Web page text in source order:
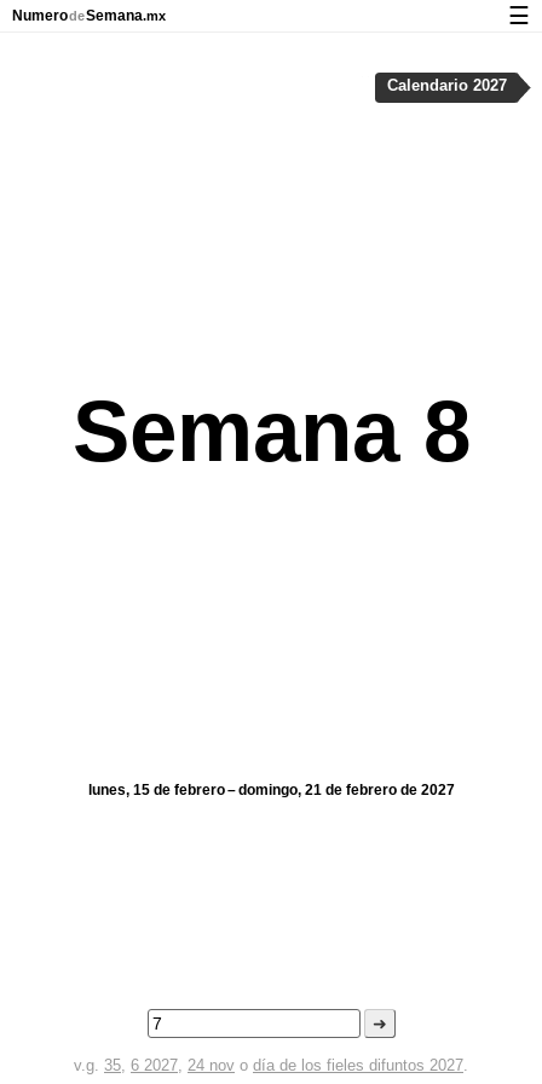
Semana 8
lunes, 15 de febrero – domingo, 21 de febrero de 2027
➜
v.g. 35, 6 2027, 24 nov o día de los fieles difuntos 2027.
Calendario 2027
NumerodeSemana.mx ☰